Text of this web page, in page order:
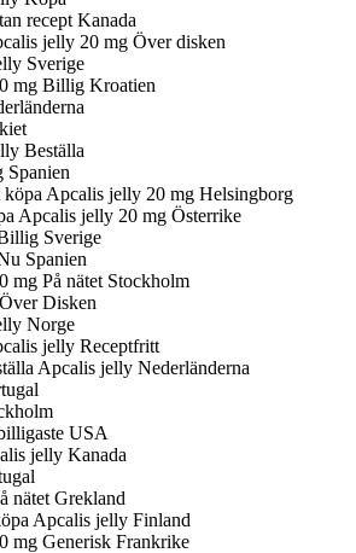
recept Kanada
jelly 20 mg Över disken
Sverige
mg Billig Kroatien
Beställa
Spanien
köpa Apcalis jelly 20 mg Helsingborg
Apcalis jelly 20 mg Österrike
Sverige
Spanien
mg På nätet Stockholm
Disken
Norge
jelly Receptfritt
Apcalis jelly Nederländerna
USA
jelly Kanada
nätet Grekland
Apcalis jelly Finland
mg Generisk Frankrike